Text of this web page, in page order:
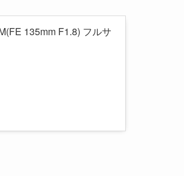
135mm F1.8) フルサ